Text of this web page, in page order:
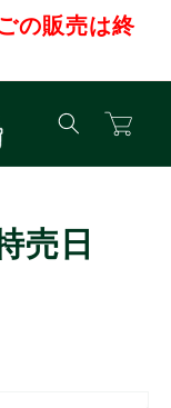
の販売は終
ー
売日